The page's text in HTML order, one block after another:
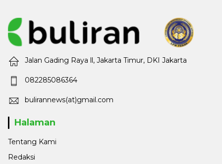
Jalan Gading Raya ll, Jakarta Timur, DKI Jakarta
082285086364
bulirannews(at)gmail.com
Halaman
Tentang Kami
Redaksi